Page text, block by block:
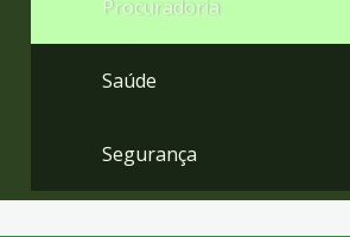
Procuradoria
Saúde
Segurança